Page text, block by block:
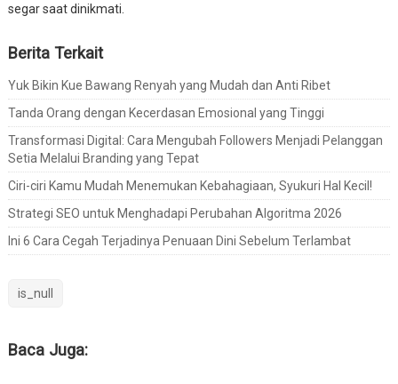
segar saat dinikmati.
Berita Terkait
Yuk Bikin Kue Bawang Renyah yang Mudah dan Anti Ribet
Tanda Orang dengan Kecerdasan Emosional yang Tinggi
Transformasi Digital: Cara Mengubah Followers Menjadi Pelanggan
Setia Melalui Branding yang Tepat
Ciri-ciri Kamu Mudah Menemukan Kebahagiaan, Syukuri Hal Kecil!
Strategi SEO untuk Menghadapi Perubahan Algoritma 2026
Ini 6 Cara Cegah Terjadinya Penuaan Dini Sebelum Terlambat
is_null
Baca Juga: